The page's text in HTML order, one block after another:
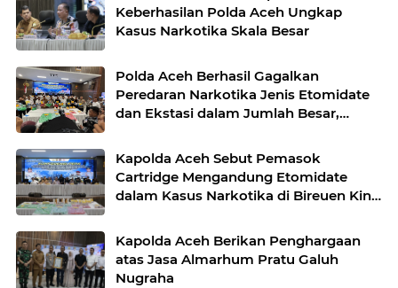
Keberhasilan Polda Aceh Ungkap
Kasus Narkotika Skala Besar
Polda Aceh Berhasil Gagalkan
Peredaran Narkotika Jenis Etomidate
dan Ekstasi dalam Jumlah Besar,
Kapolda Aceh Sebut Pemasok
Cartridge Mengandung Etomidate
dalam Kasus Narkotika di Bireuen Kini
Kapolda Aceh Berikan Penghargaan
atas Jasa Almarhum Pratu Galuh
Nugraha